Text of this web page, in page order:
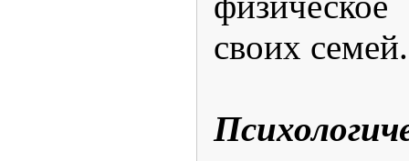
своих семей.